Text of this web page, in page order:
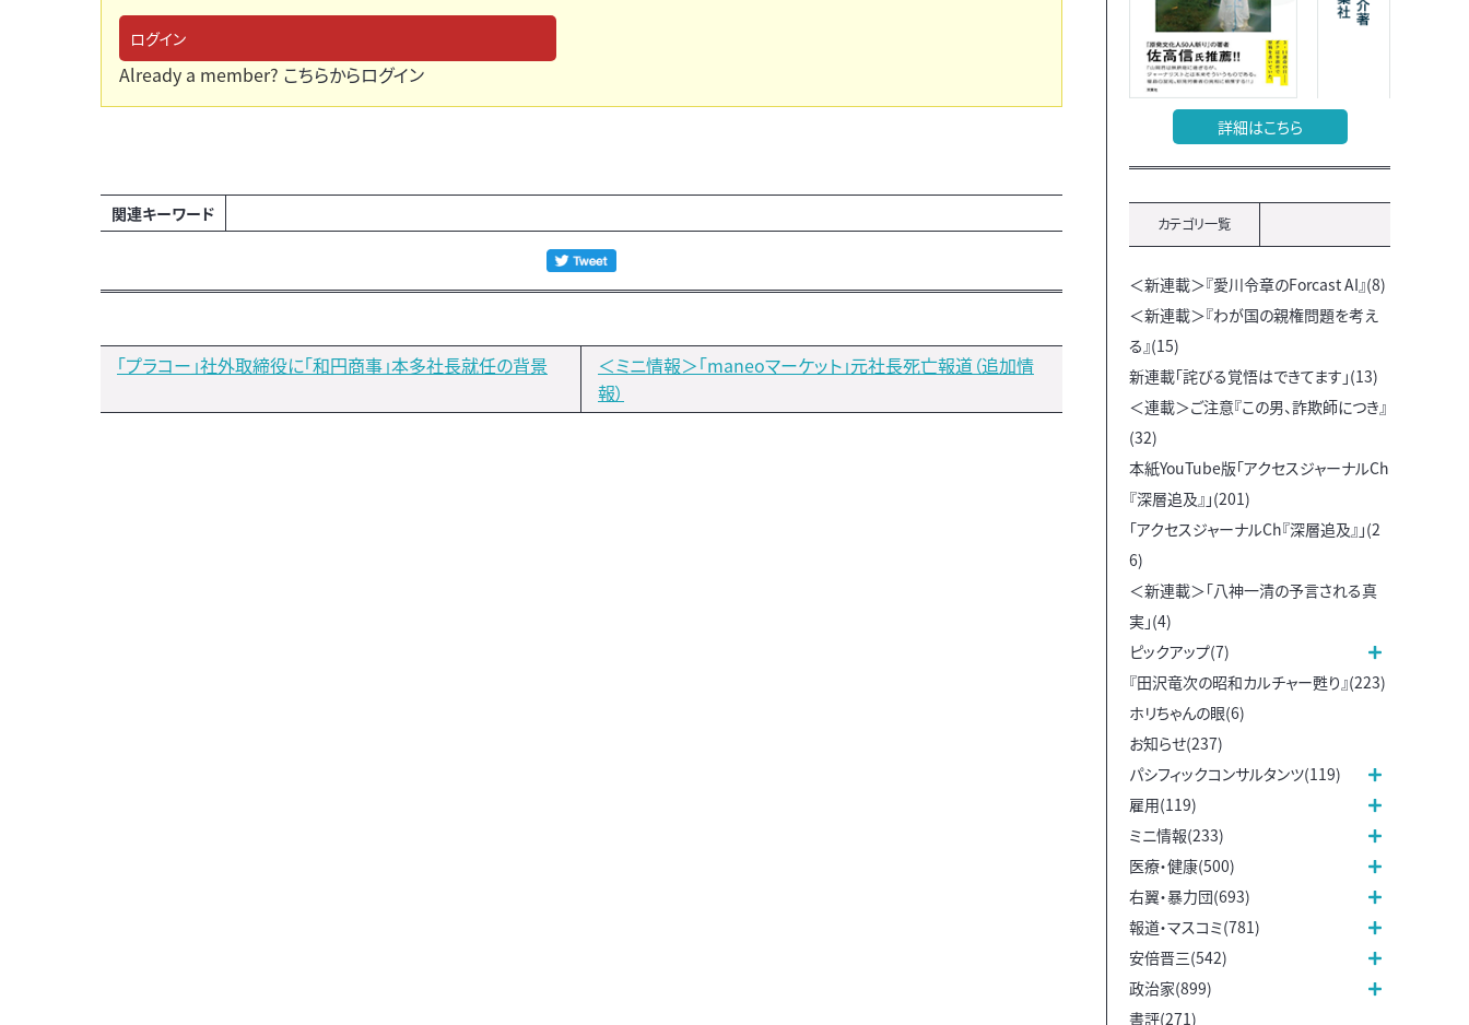
ログイン
Already a member? こちらからログイン
関連キーワード
「プラコー」社外取締役に「和円商事」本多社長就任の背景
＜ミニ情報＞「maneoマーケット」元社長死亡報道（追加情
報）
詳細はこちら
カテゴリ一覧
＜新連載＞『愛川令章のForcast AI』(8)
＜新連載＞『わが国の親権問題を考え
る』(15)
新連載「詫びる覚悟はできてます」(13)
＜連載＞ご注意『この男、詐欺師につき』
(32)
本紙YouTube版「アクセスジャーナルCh
『深層追及』」(201)
「アクセスジャーナルCh『深層追及』」(2
6)
＜新連載＞「八神一清の予言される真
実」(4)
ピックアップ(7)
『田沢竜次の昭和カルチャー甦り』(223)
ホリちゃんの眼(6)
お知らせ(237)
パシフィックコンサルタンツ(119)
雇用(119)
ミニ情報(233)
医療・健康(500)
右翼・暴力団(693)
報道・マスコミ(781)
安倍晋三(542)
政治家(899)
書評(271)